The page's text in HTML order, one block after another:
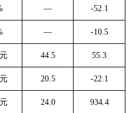
— -52.1
— -10.5
44.5 55.3
20.5 -22.1
24.0 934.4